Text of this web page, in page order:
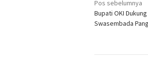
Navigasi
pos
Pos sebelumnya
Bupati OKI
Swasembada